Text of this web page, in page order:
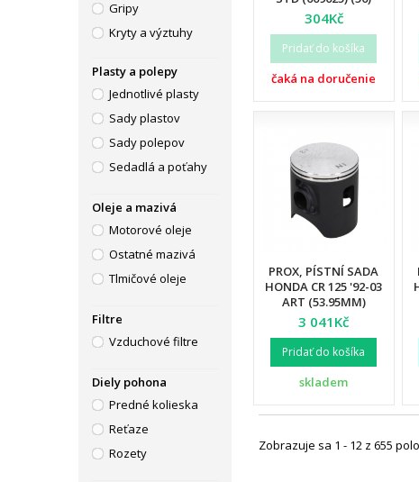
Gripy
Kryty a výztuhy
Páčky
Riadidlá
Plasty a polepy
Jednotlivé plasty
Sady plastov
Sady polepov
Sedadlá a poťahy
Oleje a mazivá
Motorové oleje
Ostatné mazivá
Tlmičové oleje
Filtre
Vzduchové filtre
Diely pohona
Predné kolieska
Reťaze
Rozety
304Kč
Pridať do košíka
čaká na doručenie
PROX, PÍSTNÍ SADA
HONDA CR 125 '92-03
ART (53.95MM)
3 041Kč
Pridať do košíka
skladem
Zobrazuje sa 1 - 12 z 655